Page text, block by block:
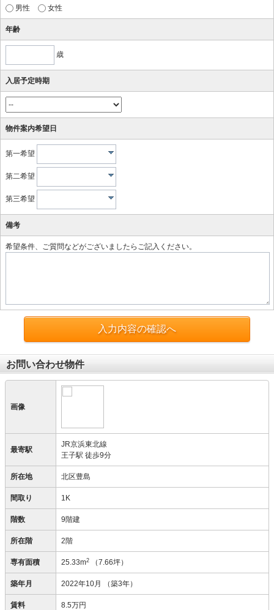
男性 女性
年齢
歳
入居予定時期
物件案内希望日
第一希望
第二希望
第三希望
備考
希望条件、ご質問などがございましたらご記入ください。
入力内容の確認へ
お問い合わせ物件
画像
最寄駅
JR京浜東北線
王子駅 徒歩9分
所在地 北区豊島
間取り 1K
階数 9階建
所在階 2階
専有面積 25.33m2 （7.66坪）
築年月 2022年10月 （築3年）
賃料 8.5万円